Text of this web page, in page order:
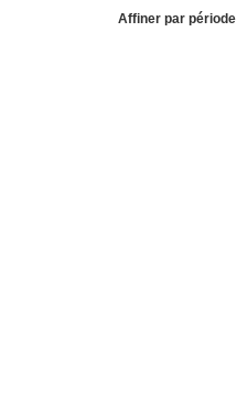
Affiner par période